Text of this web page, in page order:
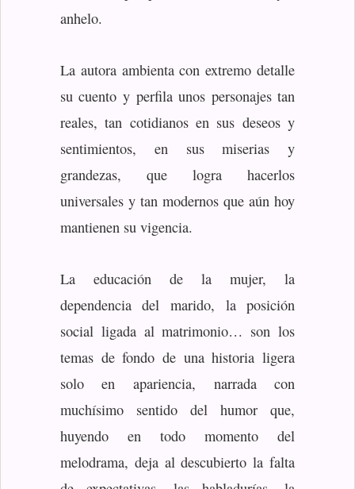
anhelo.
La autora ambienta con extremo detalle
su cuento y perfila unos personajes tan
reales, tan cotidianos en sus deseos y
sentimientos, en sus miserias y
grandezas, que logra hacerlos
universales y tan modernos que aún hoy
mantienen su vigencia.
La educación de la mujer, la
dependencia del marido, la posición
social ligada al matrimonio… son los
temas de fondo de una historia ligera
solo en apariencia, narrada con
muchísimo sentido del humor que,
huyendo en todo momento del
melodrama, deja al descubierto la falta